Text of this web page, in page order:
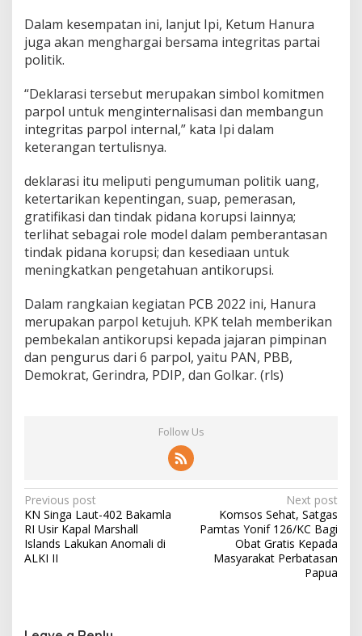
Dalam kesempatan ini, lanjut Ipi, Ketum Hanura
juga akan menghargai bersama integritas partai
politik.
“Deklarasi tersebut merupakan simbol komitmen
parpol untuk menginternalisasi dan membangun
integritas parpol internal,” kata Ipi dalam
keterangan tertulisnya.
deklarasi itu meliputi pengumuman politik uang,
ketertarikan kepentingan, suap, pemerasan,
gratifikasi dan tindak pidana korupsi lainnya;
terlihat sebagai role model dalam pemberantasan
tindak pidana korupsi; dan kesediaan untuk
meningkatkan pengetahuan antikorupsi.
Dalam rangkaian kegiatan PCB 2022 ini, Hanura
merupakan parpol ketujuh. KPK telah memberikan
pembekalan antikorupsi kepada jajaran pimpinan
dan pengurus dari 6 parpol, yaitu PAN, PBB,
Demokrat, Gerindra, PDIP, dan Golkar. (rls)
Follow Us
Post
navigation
Previous post
KN Singa Laut-402 Bakamla
RI Usir Kapal Marshall
Islands Lakukan Anomali di
ALKI II
Next post
Komsos Sehat, Satgas
Pamtas Yonif 126/KC Bagi
Obat Gratis Kepada
Masyarakat Perbatasan
Papua